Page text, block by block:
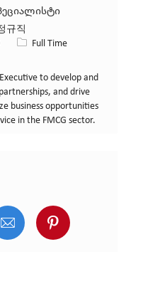
규직
Job 유형
Full Time
to develop and
and drive
business opportunities
in the FMCG sector.
공유
인을 통해 공유
이메일을 통해 공유
핀터레스트